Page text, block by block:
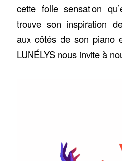
cette folle sensation
trouve son inspiration
aux côtés de son piano
LUNÉLYS nous invite à